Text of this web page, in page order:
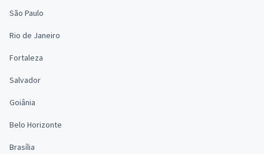
São Paulo
Rio de Janeiro
Fortaleza
Salvador
Goiânia
Belo Horizonte
Brasília